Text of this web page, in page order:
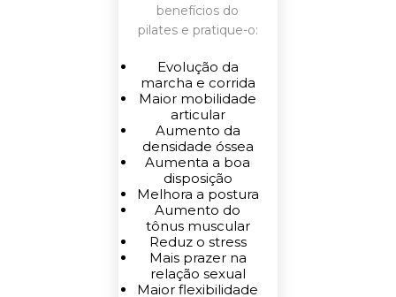
benefícios do
pilates e pratique-o:
Evolução da
marcha e corrida
Maior mobilidade
articular
Aumento da
densidade óssea
Aumenta a boa
disposição
Melhora a postura
Aumento do
tônus muscular
Reduz o stress
Mais prazer na
relação sexual
Maior flexibilidade